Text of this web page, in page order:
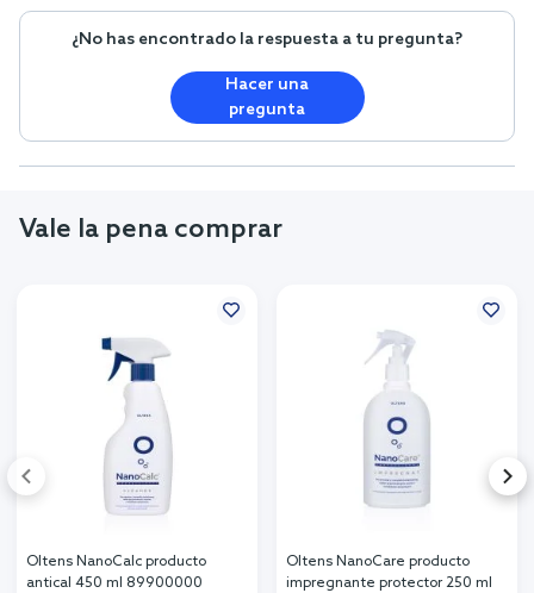
¿No has encontrado la respuesta a tu pregunta?
Hacer una
pregunta
Vale la pena comprar
Oltens NanoCalc producto
antical 450 ml 89900000
Oltens NanoCare producto
impregnante protector 250 ml